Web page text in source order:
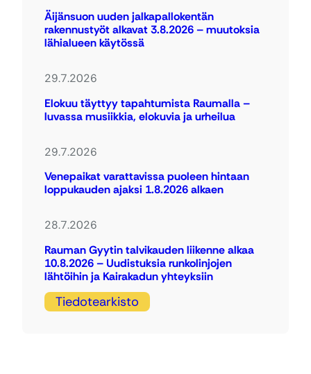
Äijänsuon uuden jalkapallokentän
rakennustyöt alkavat 3.8.2026 – muutoksia
lähialueen käytössä
29.7.2026
Elokuu täyttyy tapahtumista Raumalla –
luvassa musiikkia, elokuvia ja urheilua
29.7.2026
Venepaikat varattavissa puoleen hintaan
loppukauden ajaksi 1.8.2026 alkaen
28.7.2026
Rauman Gyytin talvikauden liikenne alkaa
10.8.2026 – Uudistuksia runkolinjojen
lähtöihin ja Kairakadun yhteyksiin
Tiedotearkisto